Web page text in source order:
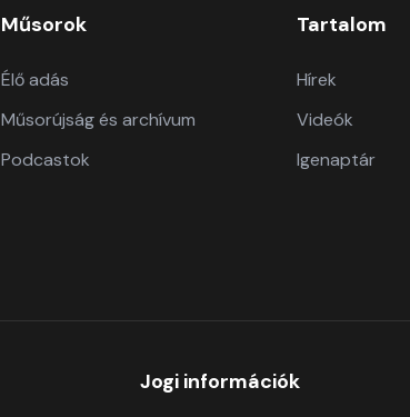
Műsorok
Élő adás
Műsorújság és archívum
Podcastok
Tartalom
Hírek
Videók
Igenaptár
Jogi információk